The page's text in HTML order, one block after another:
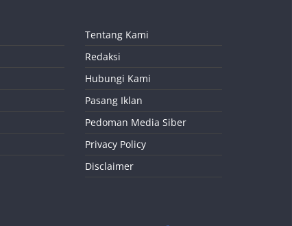
Tentang Kami
Redaksi
Hubungi Kami
Pasang Iklan
Pedoman Media Siber
Privacy Policy
Disclaimer